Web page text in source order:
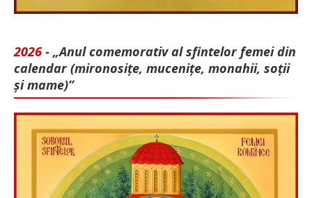
2026 - „Anul comemorativ al sfintelor femei din
calendar (mironosițe, mu­cenițe, monahii, soții
și mame)”